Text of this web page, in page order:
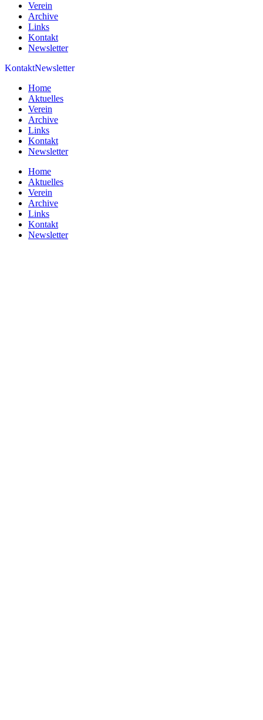
Verein
Archive
Links
Kontakt
Newsletter
KontaktNewsletter
Home
Aktuelles
Verein
Archive
Links
Kontakt
Newsletter
Home
Aktuelles
Verein
Archive
Links
Kontakt
Newsletter